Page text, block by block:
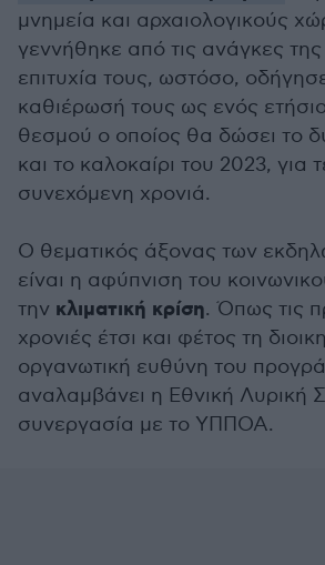
μνημεία και αρχαιολογικούς
γεννήθηκε από τις ανάγκες
επιτυχία τους, ωστόσο,
καθιέρωσή τους ως ενός
θεσμού ο οποίος θα δώσει το
και το καλοκαίρι του 2023, για
συνεχόμενη χρονιά.
Ο θεματικός άξονας των
είναι η αφύπνιση του
την κλιματική κρίση. Όπως τις
χρονιές έτσι και φέτος τη
οργανωτική ευθύνη του
αναλαμβάνει η Εθνική Λυρική
συνεργασία με το ΥΠΠΟΑ.